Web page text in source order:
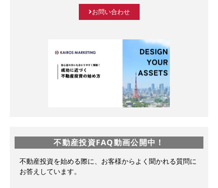
お問い合わせ
不動産投資FAQ動画公開中！
不動産投資を始める際に、お客様からよく聞かれる質問に
お答えしています。